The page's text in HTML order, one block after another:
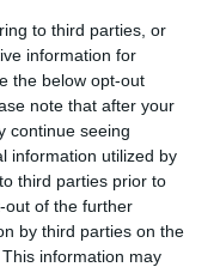
to third parties, or
information for
the below opt-out
note that after your
continue seeing
information utilized by
third parties prior to
out of the further
by third parties on the
information may